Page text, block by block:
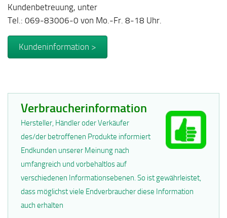
Kundenbetreuung, unter
Tel.: 069-83006-0 von Mo.-Fr. 8-18 Uhr.
Kundeninformation >
Verbraucherinformation
Hersteller, Händler oder Verkäufer
des/der betroffenen Produkte informiert
Endkunden unserer Meinung nach
umfangreich und vorbehaltlos auf
verschiedenen Informationsebenen. So ist gewährleistet,
dass möglichst viele Endverbraucher diese Information
auch erhalten